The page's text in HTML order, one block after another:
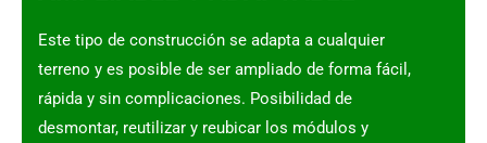
Este tipo de construcción se adapta a cualquier
terreno y es posible de ser ampliado de forma fácil,
rápida y sin complicaciones. Posibilidad de
desmontar, reutilizar y reubicar los módulos y